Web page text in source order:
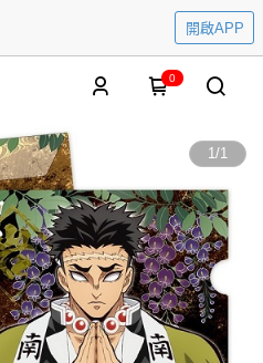
開啟APP
0
1/1